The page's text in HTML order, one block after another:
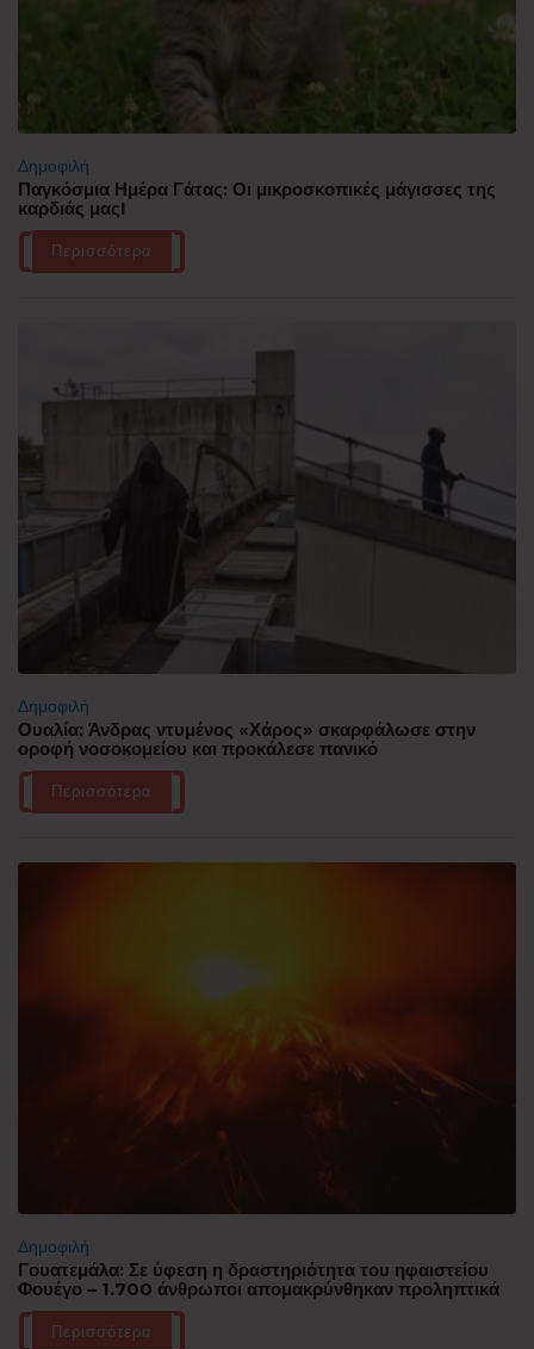
Δημοφιλή
Παγκόσμια Ημέρα Γάτας: Οι μικροσκοπικές μάγισσες της
καρδιάς μας!
Περισσότερα
Δημοφιλή
Ουαλία: Άνδρας ντυμένος «Χάρος» σκαρφάλωσε στην
οροφή νοσοκομείου και προκάλεσε πανικό
Περισσότερα
Δημοφιλή
Γουατεμάλα: Σε ύφεση η δραστηριότητα του ηφαιστείου
Φουέγο – 1.700 άνθρωποι απομακρύνθηκαν προληπτικά
Περισσότερα